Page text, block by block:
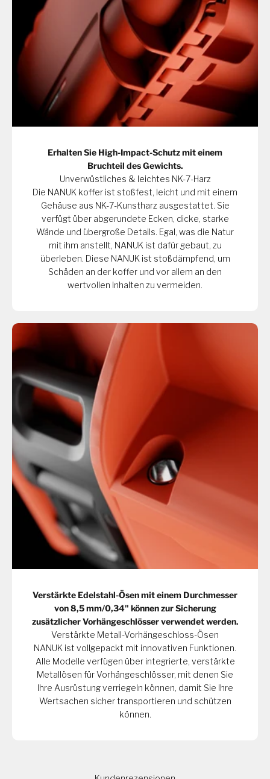
Erhalten Sie High-Impact-Schutz mit einem
Bruchteil des Gewichts.
Unverwüstliches & leichtes NK-7-Harz
Die NANUK koffer ist stoßfest, leicht und mit einem
Gehäuse aus NK-7-Kunstharz ausgestattet. Sie
verfügt über abgerundete Ecken, dicke, starke
Wände und übergroße Details. Egal, was die Natur
mit ihm anstellt, NANUK ist dafür gebaut, zu
überleben. Diese NANUK ist stoßdämpfend, um
Schäden an der koffer und vor allem an den
wertvollen Inhalten zu vermeiden.
Verstärkte Edelstahl-Ösen mit einem Durchmesser
von 8,5 mm/0,34" können zur Sicherung
zusätzlicher Vorhängeschlösser verwendet werden.
Verstärkte Metall-Vorhängeschloss-Ösen
NANUK ist vollgepackt mit innovativen Funktionen.
Alle Modelle verfügen über integrierte, verstärkte
Metallösen für Vorhängeschlösser, mit denen Sie
Ihre Ausrüstung verriegeln können, damit Sie Ihre
Wertsachen sicher transportieren und schützen
können.